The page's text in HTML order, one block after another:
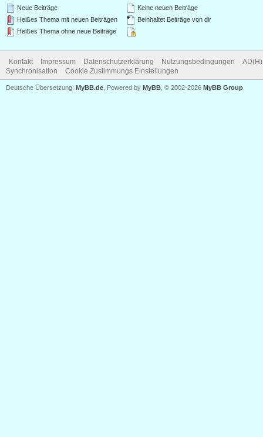
Neue Beiträge
Heißes Thema mit neuen Beiträgen
Heißes Thema ohne neue Beiträge
Keine neuen Beiträge
Beinhaltet Beiträge von dir
Kontakt Impressum Datenschutzerklärung Nutzungsbedingungen
Synchronisation
Cookie Zustimmungs Einstellungen
Deutsche Übersetzung: MyBB.de , Powered by MyBB , © 2002-2026 MyBB Group